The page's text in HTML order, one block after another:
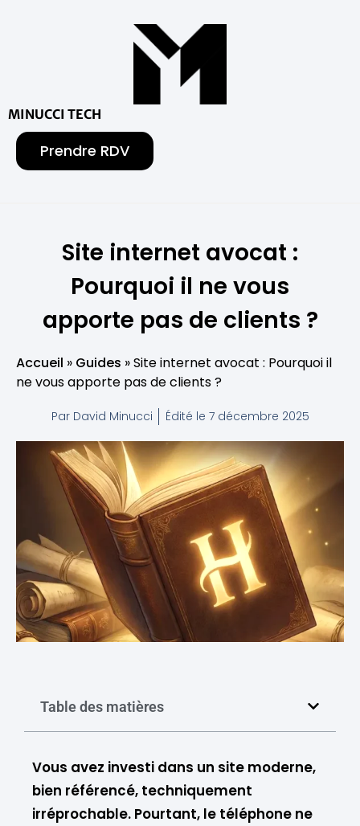
MINUCCI TECH
Prendre RDV
Site internet avocat :
Pourquoi il ne vous
apporte pas de clients ?
Accueil » Guides »Site internet avocat : Pourquoi il
ne vous apporte pas de clients ?
ParDavid Minucci Édité le 7 décembre 2025
Table des matières
Vous avez investi dans un site moderne,
bien référencé, techniquement
irréprochable. Pourtant, le téléphone ne